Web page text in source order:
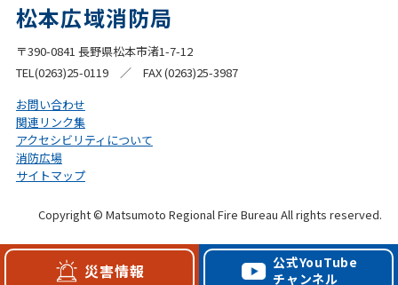
災害情報
公式YouTube
チャンネル
松本広域消防局
〒390-0841 長野県松本市渚1-7-12
TEL(0263)25-0119 ／ FAX (0263)25-3987
お問い合わせ
関連リンク集
アクセシビリティについて
消防広場
サイトマップ
Copyright © Matsumoto Regional Fire Bureau All rights reserved.